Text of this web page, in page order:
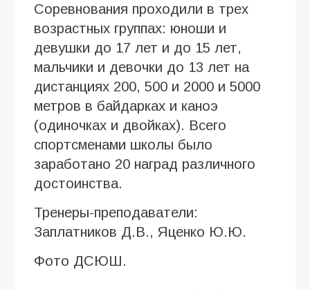
Соревнования проходили в трех
возрастных группах: юноши и
девушки до 17 лет и до 15 лет,
мальчики и девочки до 13 лет на
дистанциях 200, 500 и 2000 и 5000
метров в байдарках и каноэ
(одиночках и двойках). Всего
спортсменами школы было
заработано 20 наград различного
достоинства.
Тренеры-преподаватели:
Заплатников Д.В., Яценко Ю.Ю.
Фото ДСЮШ.